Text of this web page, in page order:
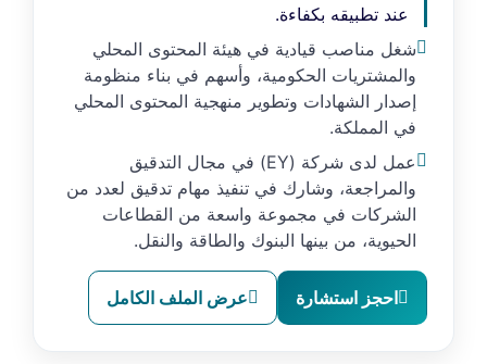
عند تطبيقه بكفاءة.
شغل مناصب قيادية في هيئة المحتوى المحلي
والمشتريات الحكومية، وأسهم في بناء منظومة
إصدار الشهادات وتطوير منهجية المحتوى المحلي
في المملكة.
عمل لدى شركة (EY) في مجال التدقيق
والمراجعة، وشارك في تنفيذ مهام تدقيق لعدد من
الشركات في مجموعة واسعة من القطاعات
الحيوية، من بينها البنوك والطاقة والنقل.
احجز استشارة عرض الملف الكامل